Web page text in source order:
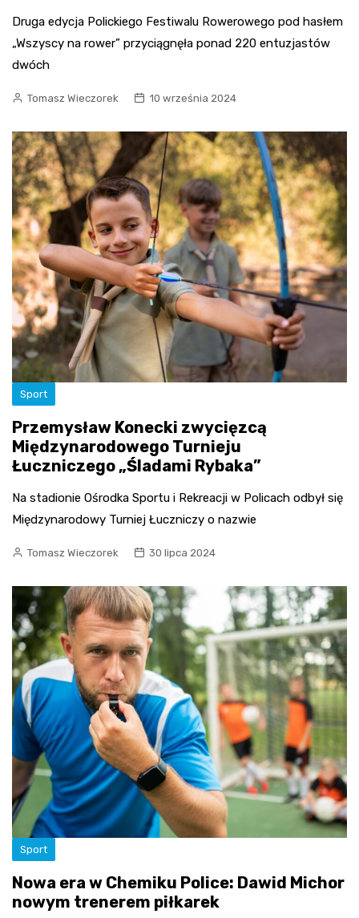
Druga edycja Polickiego Festiwalu Rowerowego pod hasłem
„Wszyscy na rower” przyciągnęła ponad 220 entuzjastów
dwóch
Tomasz Wieczorek 10 września 2024
Sport
Przemysław Konecki zwycięzcą
Międzynarodowego Turnieju
Łuczniczego „Śladami Rybaka”
Na stadionie Ośrodka Sportu i Rekreacji w Policach odbył się
Międzynarodowy Turniej Łuczniczy o nazwie
Tomasz Wieczorek 30 lipca 2024
Sport
Nowa era w Chemiku Police: Dawid Michor
nowym trenerem piłkarek